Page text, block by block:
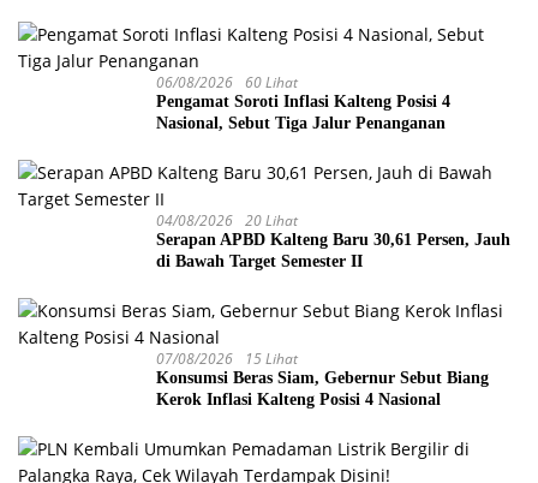
06/08/2026 60 Lihat
Pengamat Soroti Inflasi Kalteng Posisi 4
Nasional, Sebut Tiga Jalur Penanganan
04/08/2026 20 Lihat
Serapan APBD Kalteng Baru 30,61 Persen, Jauh
di Bawah Target Semester II
07/08/2026 15 Lihat
Konsumsi Beras Siam, Gebernur Sebut Biang
Kerok Inflasi Kalteng Posisi 4 Nasional